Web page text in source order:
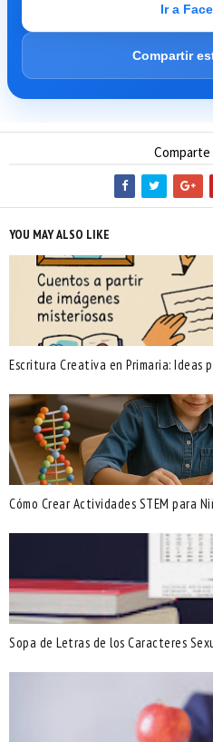
Ir a
Compartir
YOU MAY ALSO LIKE
Escritura Creativa en Primaria: Ideas
Cómo Crear Actividades STEM para
Sopa de Letras de los Caracteres